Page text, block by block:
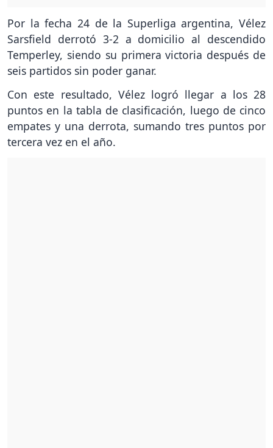
Por la fecha 24 de la Superliga argentina, Vélez
Sarsfield derrotó 3-2 a domicilio al descendido
Temperley, siendo su primera victoria después de
seis partidos sin poder ganar.
Con este resultado, Vélez logró llegar a los 28
puntos en la tabla de clasificación, luego de cinco
empates y una derrota, sumando tres puntos por
tercera vez en el año.